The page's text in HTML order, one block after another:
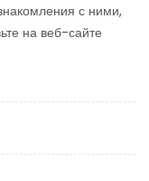
с ними,
на веб-сайте